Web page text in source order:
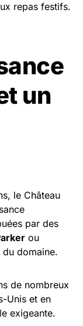
repas festifs.
un
le Château
par des
ou
du domaine.
de nombreux
Unis et en
exigeante.